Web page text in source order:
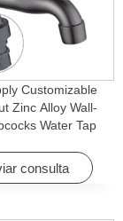
Customizable
Zinc Alloy Wall-
Water Tap
consulta